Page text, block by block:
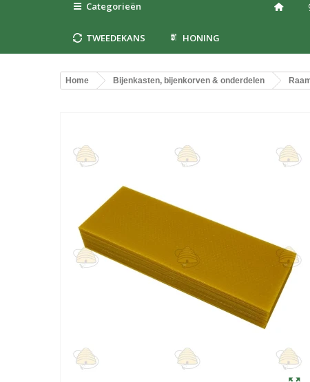
Categorieën
TWEEDEKANS HONING
Home Bijenkasten, bijenkorven & onderdelen